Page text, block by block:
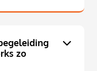
zo